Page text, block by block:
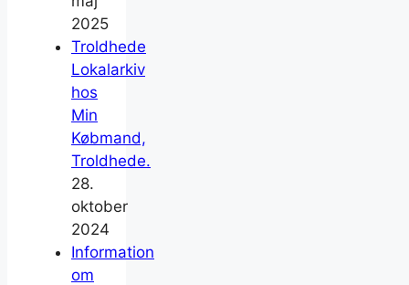
2025
Troldhede
Lokalarkiv
hos
Min
Købmand,
Troldhede.
28.
oktober
2024
Information
om